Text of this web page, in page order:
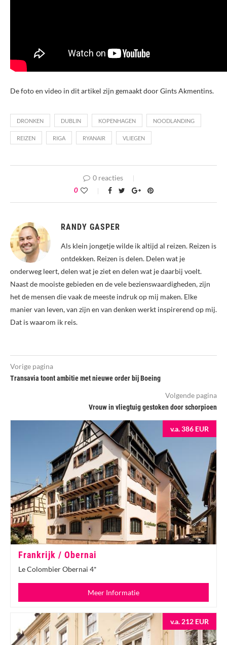
De foto en video in dit artikel zijn gemaakt door Gints Akmentins.
DRONKEN DUBLIN KOPENHAGEN NOODLANDING
REIZEN RIGA RYANAIR VLIEGEN
0 reacties
0
RANDY GASPER
Als klein jongetje wilde ik altijd al reizen. Reizen is
ontdekken. Reizen is delen. Delen wat je
onderweg leert, delen wat je ziet en delen wat je daarbij voelt.
Naast de mooiste gebieden en de vele bezienswaardigheden, zijn
het de mensen die vaak de meeste indruk op mij maken. Elke
manier van leven, van zijn en van denken werkt inspirerend op mij.
Dat is waarom ik reis.
Vorige pagina
Transavia toont ambitie met nieuwe order bij Boeing
Volgende pagina
Vrouw in vliegtuig gestoken door schorpioen
v.a. 386 EUR
Frankrijk / Obernai
Le Colombier Obernai 4*
Meer Informatie
v.a. 212 EUR